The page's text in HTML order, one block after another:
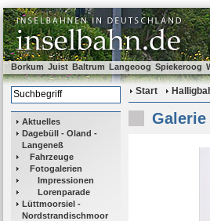
Borkum Juist Baltrum Langeoog Spiekeroog
Aktuelles
Dagebüll - Oland -
Langeneß
Fahrzeuge
Fotogalerien
Impressionen
Lorenparade
Lüttmoorsiel -
Nordstrandischmoor
Start
Galerie